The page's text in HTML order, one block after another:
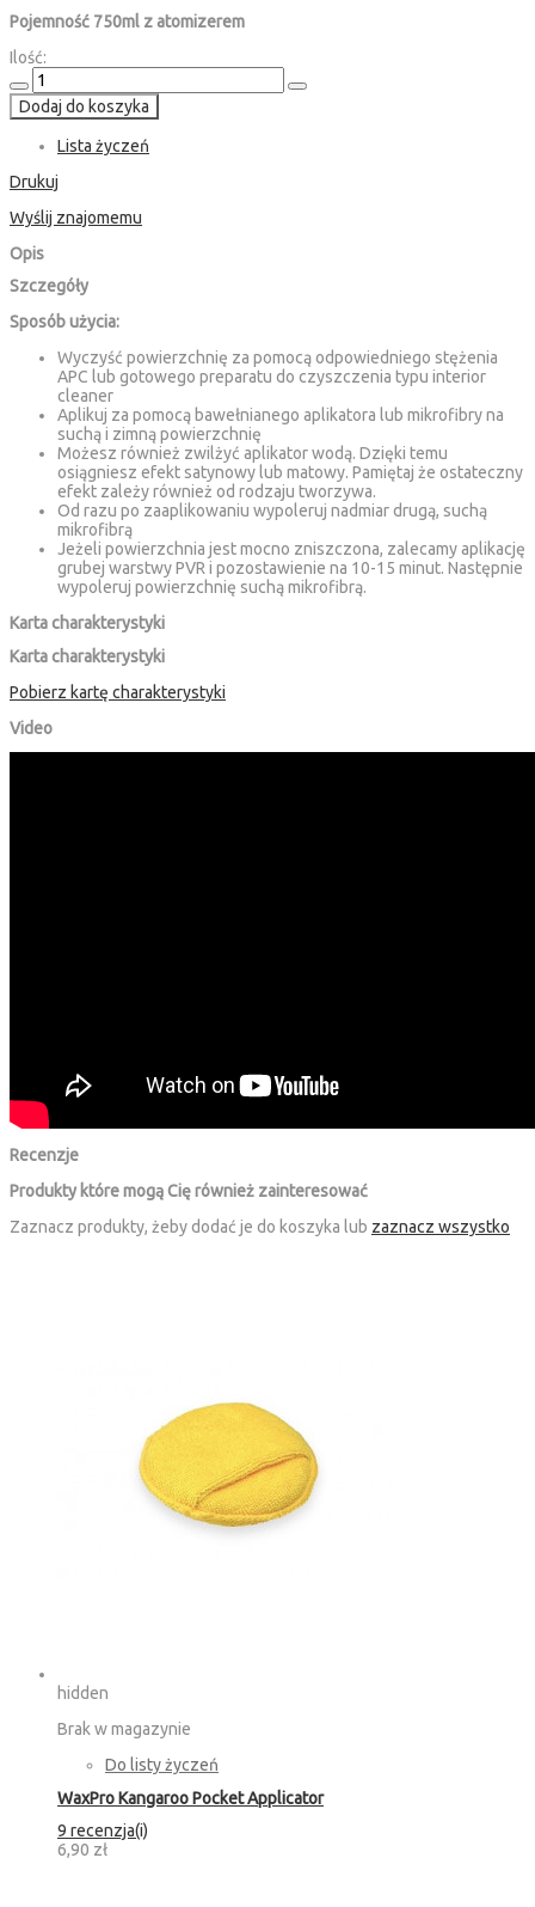
Pojemność 750ml z atomizerem
Ilość:
Dodaj do koszyka
Lista życzeń
Drukuj
Wyślij znajomemu
Opis
Szczegóły
Sposób użycia:
Wyczyść powierzchnię za pomocą odpowiedniego stężenia
APC lub gotowego preparatu do czyszczenia typu interior
cleaner
Aplikuj za pomocą bawełnianego aplikatora lub mikrofibry na
suchą i zimną powierzchnię
Możesz również zwilżyć aplikator wodą. Dzięki temu
osiągniesz efekt satynowy lub matowy. Pamiętaj że ostateczny
efekt zależy również od rodzaju tworzywa.
Od razu po zaaplikowaniu wypoleruj nadmiar drugą, suchą
mikrofibrą
Jeżeli powierzchnia jest mocno zniszczona, zalecamy aplikację
grubej warstwy PVR i pozostawienie na 10-15 minut. Następnie
wypoleruj powierzchnię suchą mikrofibrą.
Karta charakterystyki
Karta charakterystyki
Pobierz kartę charakterystyki
Video
Recenzje
Produkty które mogą Cię również zainteresować
Zaznacz produkty, żeby dodać je do koszyka lub zaznacz wszystko
hidden
Brak w magazynie
Do listy życzeń
WaxPro Kangaroo Pocket Applicator
9 recenzja(i)
6,90 zł